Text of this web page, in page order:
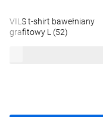
VILS t-shirt bawełniany
grafitowy L (52)